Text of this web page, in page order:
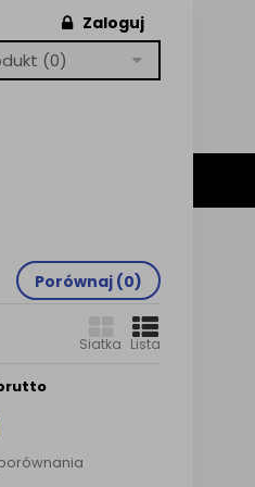
Zaloguj
(0)
Porównaj (0)
Siatka Lista